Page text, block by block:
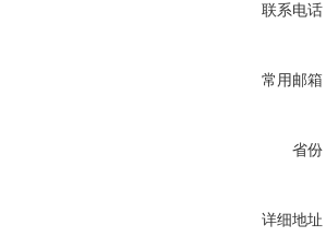
联系电话
常用邮箱
省份
详细地址